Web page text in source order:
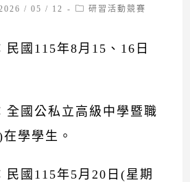
/ 05 / 12
Post研習活動競賽
民國115年8月15、16日
全國公私立高級中學暨職
學學生。
民國115年5月20日(星期